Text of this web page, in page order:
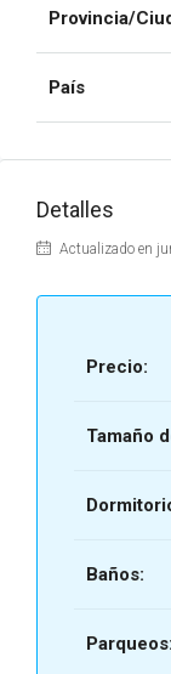
Provincia/
País
Detalles
Actualizado en
Precio:
Tamaño
Baños:
Parqueos: